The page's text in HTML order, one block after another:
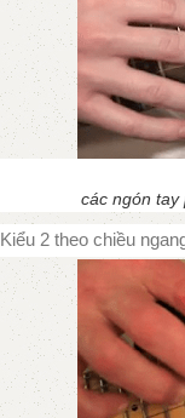
các ngón tay
Kiểu 2 theo chiều